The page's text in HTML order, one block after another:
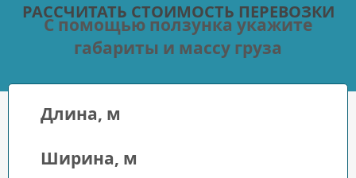
РАССЧИТАТЬ СТОИМОСТЬ ПЕРЕВОЗКИ
С помощью ползунка укажите
габариты и массу груза
Длина, м
Ширина, м